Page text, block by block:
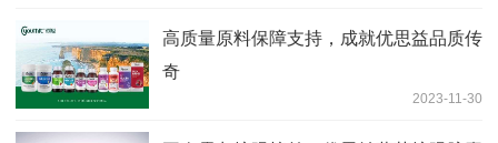
高质量原料保障支持，成就优思益品质传
奇
2023-11-30